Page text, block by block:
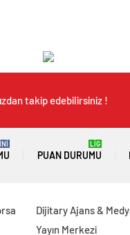
takip edebilirsiniz !
PUAN DURUMU
LİG
Dijitary Ajans &
Yayın Merkezi